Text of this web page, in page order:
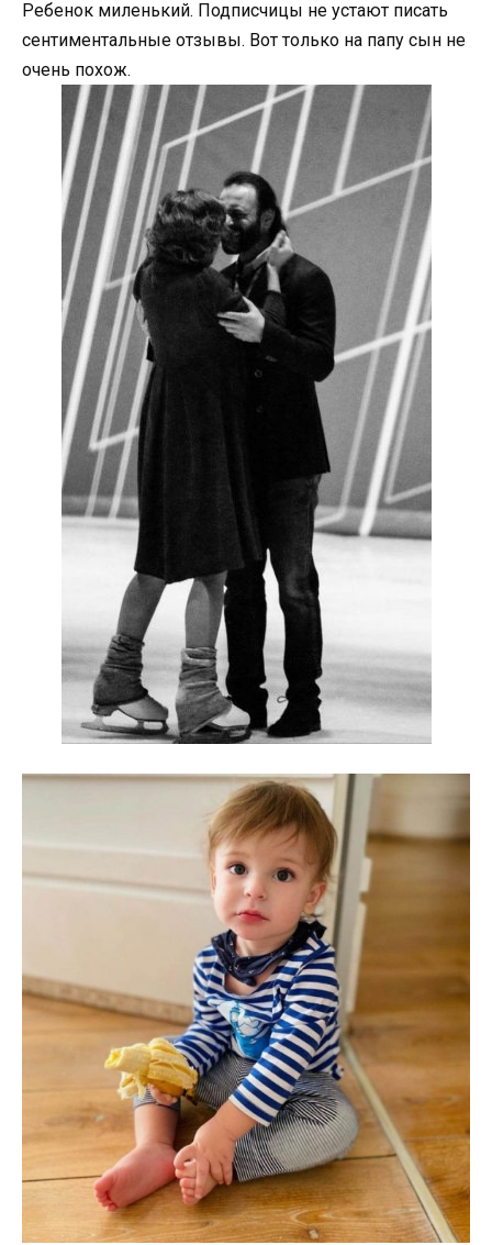
Ребенок миленький. Подписчицы не устают писать
сентиментальные отзывы. Вот только на папу сын не
очень похож.